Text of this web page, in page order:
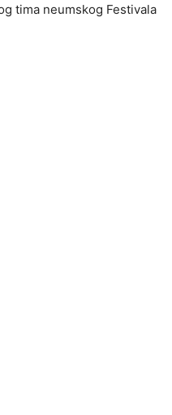
tima neumskog Festivala